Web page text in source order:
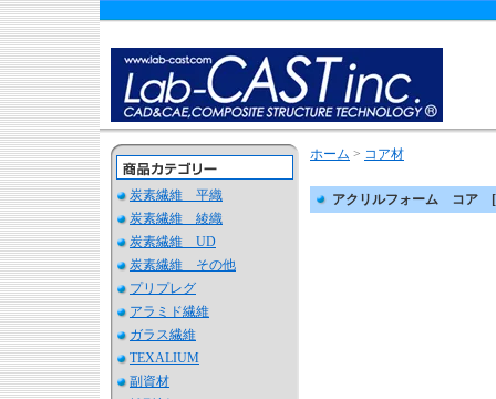
炭素繊維 平織
炭素繊維 綾織
炭素繊維 UD
炭素繊維 その他
プリプレグ
アラミド繊維
ガラス繊維
TEXALIUM
副資材
ホーム > コア材
アクリルフォーム コア